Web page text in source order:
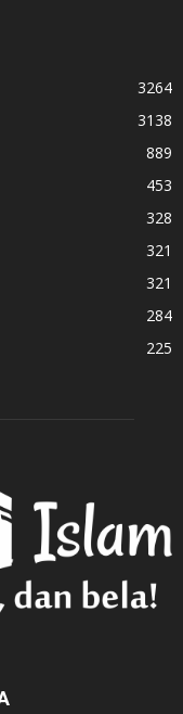
3264
3138
889
453
328
321
321
284
225